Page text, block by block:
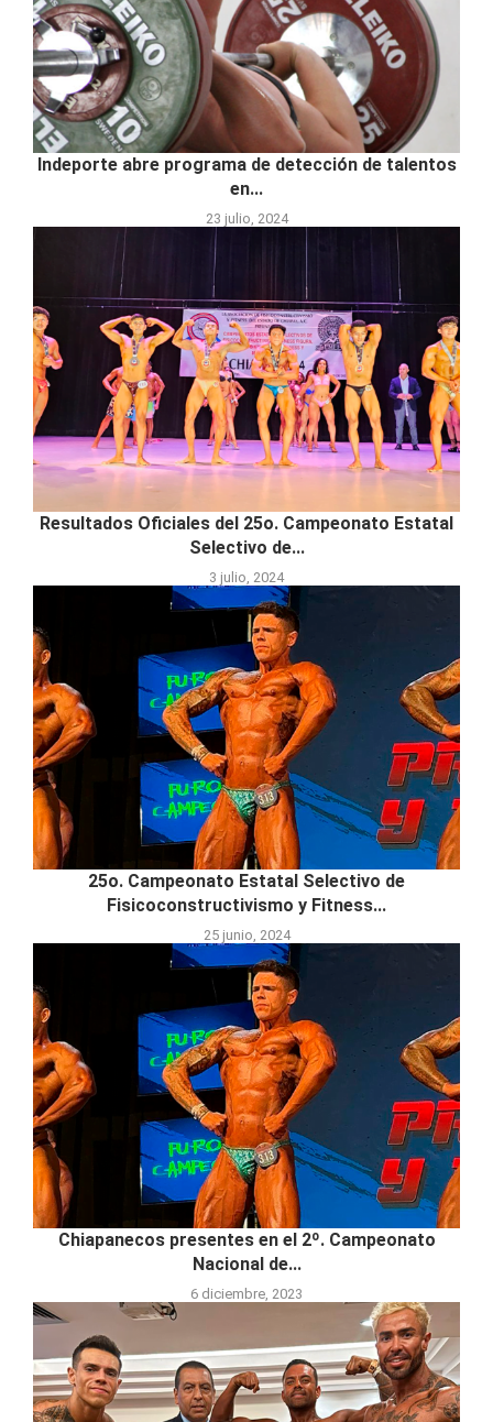
Indeporte abre programa de detección de talentos
en...
23 julio, 2024
Resultados Oficiales del 25o. Campeonato Estatal
Selectivo de...
3 julio, 2024
25o. Campeonato Estatal Selectivo de
Fisicoconstructivismo y Fitness...
25 junio, 2024
Chiapanecos presentes en el 2º. Campeonato
Nacional de...
6 diciembre, 2023